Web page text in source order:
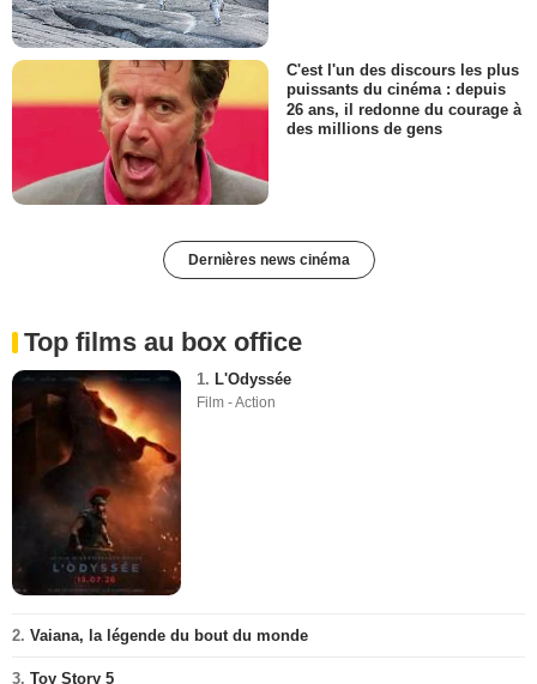
C'est l'un des discours les plus
puissants du cinéma : depuis
26 ans, il redonne du courage à
des millions de gens
Dernières news cinéma
Top films au box office
1. L'Odyssée
Film - Action
2. Vaiana, la légende du bout du monde
3. Toy Story 5